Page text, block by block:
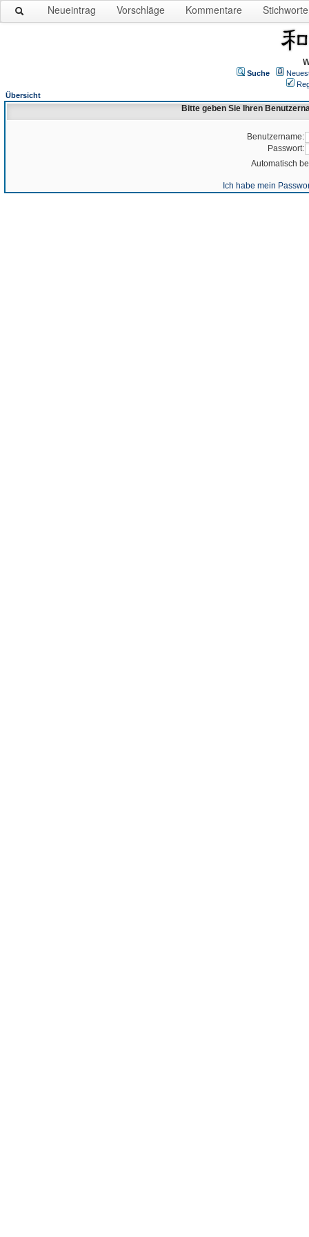
Neueintrag Vorschläge Kommentare Stichworte
Suche
Übersicht
Bitte geben Sie Ihren
Benutzername:
Passwort:
Automatisch
Ich habe mein